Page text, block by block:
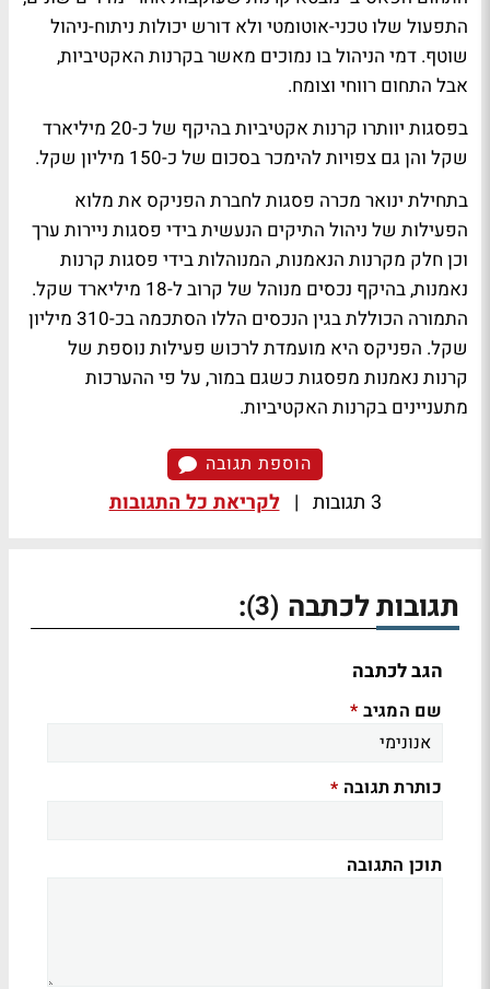
התפעול שלו טכני-אוטומטי ולא דורש יכולות ניתוח-ניהול
שוטף. דמי הניהול בו נמוכים מאשר בקרנות האקטיביות,
אבל התחום רווחי וצומח.
בפסגות יוותרו קרנות אקטיביות בהיקף של כ-20 מיליארד
שקל והן גם צפויות להימכר בסכום של כ-150 מיליון שקל.
בתחילת ינואר מכרה פסגות לחברת הפניקס את מלוא
הפעילות של ניהול התיקים הנעשית בידי פסגות ניירות ערך
וכן חלק מקרנות הנאמנות, המנוהלות בידי פסגות קרנות
נאמנות, בהיקף נכסים מנוהל של קרוב ל-18 מיליארד שקל.
התמורה הכוללת בגין הנכסים הללו הסתכמה בכ-310 מיליון
שקל. הפניקס היא מועמדת לרכוש פעילות נוספת של
קרנות נאמנות מפסגות כשגם במור, על פי ההערכות
מתעניינים בקרנות האקטיביות.
הוספת תגובה
3 תגובות | לקריאת כל התגובות
תגובות לכתבה (3)
:
הגב לכתבה
שם המגיב *
כותרת תגובה *
תוכן התגובה